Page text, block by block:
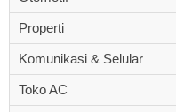
Properti
Komunikasi & Selular
Toko AC